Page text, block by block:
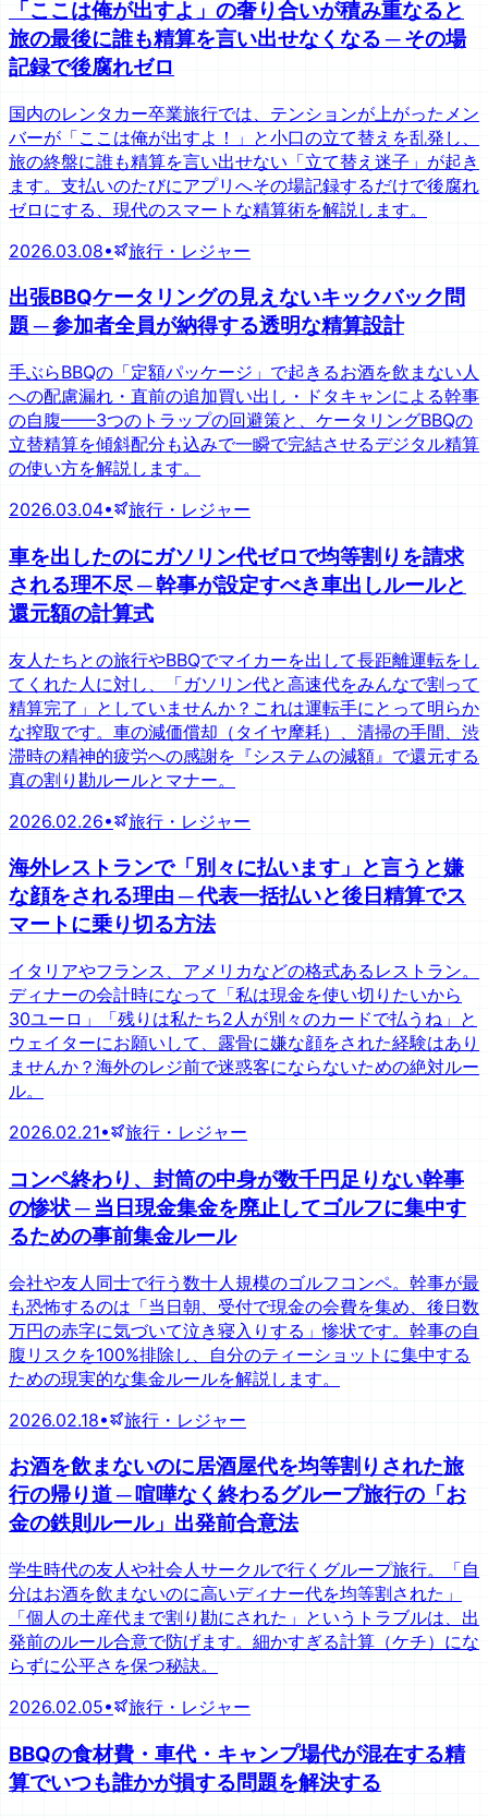
「ここは俺が出すよ」の奢り合いが積み重なると
旅の最後に誰も精算を言い出せなくなる ─ その場
記録で後腐れゼロ
国内のレンタカー卒業旅行では、テンションが上がったメン
バーが「ここは俺が出すよ！」と小口の立て替えを乱発し、
旅の終盤に誰も精算を言い出せない「立て替え迷子」が起き
ます。支払いのたびにアプリへその場記録するだけで後腐れ
ゼロにする、現代のスマートな精算術を解説します。
2026.03.08• 旅行・レジャー
出張BBQケータリングの見えないキックバック問
題 ─ 参加者全員が納得する透明な精算設計
手ぶらBBQの「定額パッケージ」で起きるお酒を飲まない人
への配慮漏れ・直前の追加買い出し・ドタキャンによる幹事
の自腹——3つのトラップの回避策と、ケータリングBBQの
立替精算を傾斜配分も込みで一瞬で完結させるデジタル精算
の使い方を解説します。
2026.03.04• 旅行・レジャー
車を出したのにガソリン代ゼロで均等割りを請求
される理不尽 ─ 幹事が設定すべき車出しルールと
還元額の計算式
友人たちとの旅行やBBQでマイカーを出して長距離運転をし
てくれた人に対し、「ガソリン代と高速代をみんなで割って
精算完了」としていませんか？これは運転手にとって明らか
な搾取です。車の減価償却（タイヤ摩耗）、清掃の手間、渋
滞時の精神的疲労への感謝を『システムの減額』で還元する
真の割り勘ルールとマナー。
2026.02.26• 旅行・レジャー
海外レストランで「別々に払います」と言うと嫌
な顔をされる理由 ─ 代表一括払いと後日精算でス
マートに乗り切る方法
イタリアやフランス、アメリカなどの格式あるレストラン。
ディナーの会計時になって「私は現金を使い切りたいから
30ユーロ」「残りは私たち2人が別々のカードで払うね」と
ウェイターにお願いして、露骨に嫌な顔をされた経験はあり
ませんか？海外のレジ前で迷惑客にならないための絶対ルー
ル。
2026.02.21• 旅行・レジャー
コンペ終わり、封筒の中身が数千円足りない幹事
の惨状 ─ 当日現金集金を廃止してゴルフに集中す
るための事前集金ルール
会社や友人同士で行う数十人規模のゴルフコンペ。幹事が最
も恐怖するのは「当日朝、受付で現金の会費を集め、後日数
万円の赤字に気づいて泣き寝入りする」惨状です。幹事の自
腹リスクを100%排除し、自分のティーショットに集中する
ための現実的な集金ルールを解説します。
2026.02.18• 旅行・レジャー
お酒を飲まないのに居酒屋代を均等割りされた旅
行の帰り道 ─ 喧嘩なく終わるグループ旅行の「お
金の鉄則ルール」出発前合意法
学生時代の友人や社会人サークルで行くグループ旅行。「自
分はお酒を飲まないのに高いディナー代を均等割された」
「個人の土産代まで割り勘にされた」というトラブルは、出
発前のルール合意で防げます。細かすぎる計算（ケチ）にな
らずに公平さを保つ秘訣。
2026.02.05• 旅行・レジャー
BBQの食材費・車代・キャンプ場代が混在する精
算でいつも誰かが損する問題を解決する